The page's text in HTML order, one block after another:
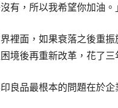
有，所以我希望你加油
裡面，如果衰落之後重
境後再重新改革，花了三
良品最根本的問題在於